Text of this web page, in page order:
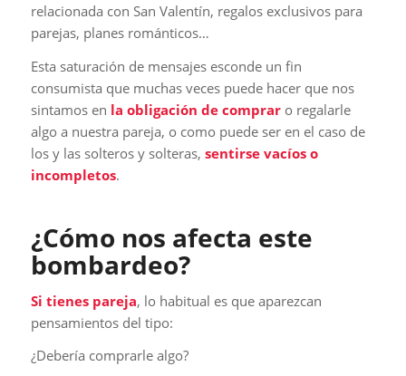
relacionada con San Valentín, regalos exclusivos para
parejas, planes románticos…
Esta saturación de mensajes esconde un fin
consumista que muchas veces puede hacer que nos
sintamos en la obligación de compraro regalarle
algo a nuestra pareja, o como puede ser en el caso de
los y las solteros y solteras, sentirse vacíos o
incompletos.
¿Cómo nos afecta este
bombardeo?
Si tienes pareja, lo habitual es que aparezcan
pensamientos del tipo:
¿Debería comprarle algo?